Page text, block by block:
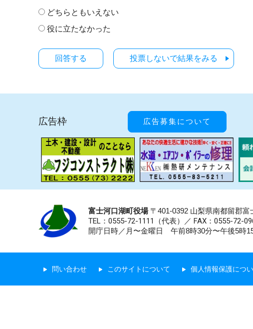
どちらともいえない
役に立たなかった
投票しないで結果をみる
広告枠 広告募集について
富士河口湖町役場〒401-0392 山梨県南都留郡富
TEL：0555-72-1111 （代表）／ FAX：0555-72-
開庁日時／月〜金曜日 午前8時30分〜午後5時
問い合わせ このサイトについて 個人情報保護につ